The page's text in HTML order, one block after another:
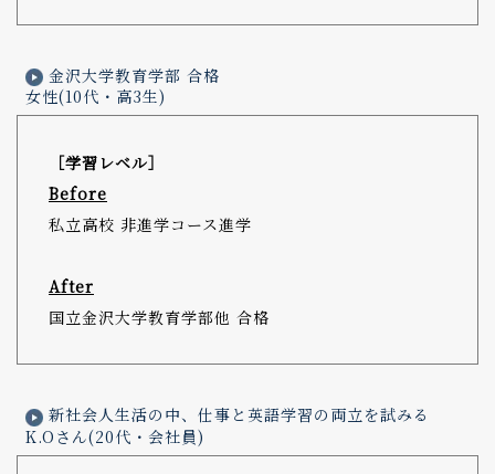
金沢大学教育学部 合格
女性(10代・高3生)
［学習レベル］
Before
私立高校 非進学コース進学
After
国立金沢大学教育学部他 合格
新社会人生活の中、仕事と英語学習の両立を試みる
K.Oさん(20代・会社員)